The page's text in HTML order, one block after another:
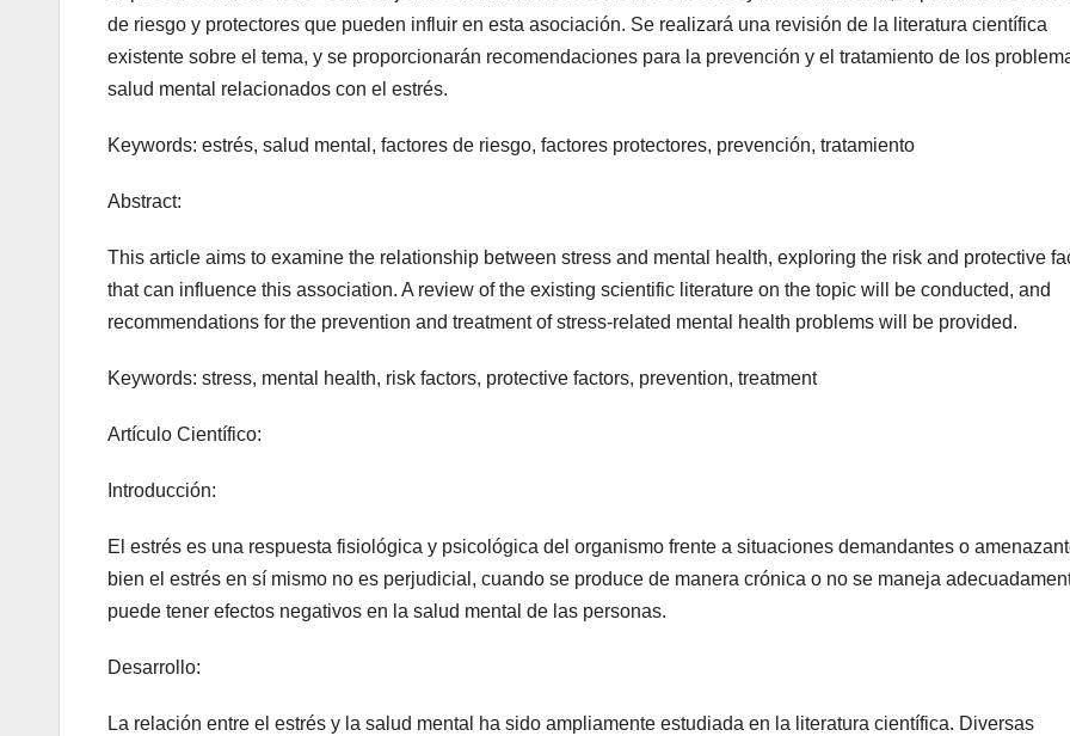
de riesgo y protectores que pueden influir en esta asociación. Se realizará una revisión de la literatura científica
existente sobre el tema, y se proporcionarán recomendaciones para la prevención y el tratamiento de los
salud mental relacionados con el estrés.
Keywords: estrés, salud mental, factores de riesgo, factores protectores, prevención, tratamiento
Abstract:
This article aims to examine the relationship between stress and mental health, exploring the risk and protective
that can influence this association. A review of the existing scientific literature on the topic will be conducted, and
recommendations for the prevention and treatment of stress-related mental health problems will be provided.
Keywords: stress, mental health, risk factors, protective factors, prevention, treatment
Artículo Científico:
Introducción:
El estrés es una respuesta fisiológica y psicológica del organismo frente a situaciones demandantes o
bien el estrés en sí mismo no es perjudicial, cuando se produce de manera crónica o no se maneja
puede tener efectos negativos en la salud mental de las personas.
Desarrollo:
La relación entre el estrés y la salud mental ha sido ampliamente estudiada en la literatura científica. Diversas